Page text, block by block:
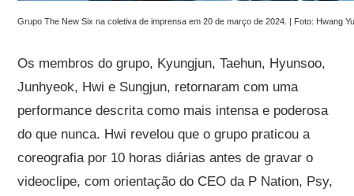
Grupo The New Six na coletiva de imprensa em 20 de março de 2024. | Foto: Hwang
Os membros do grupo, Kyungjun, Taehun, Hyunsoo,
Junhyeok, Hwi e Sungjun, retornaram com uma
performance descrita como mais intensa e poderosa
do que nunca. Hwi revelou que o grupo praticou a
coreografia por 10 horas diárias antes de gravar o
videoclipe, com orientação do CEO da P Nation, Psy,